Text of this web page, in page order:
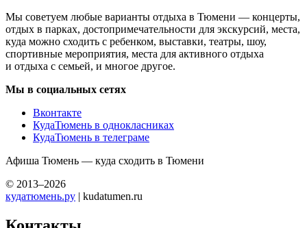
Мы советуем любые варианты отдыха в Тюмени — концерты,
отдых в парках, достопримечательности для экскурсий, места,
куда можно сходить с ребенком, выставки, театры, шоу,
спортивные мероприятия, места для активного отдыха
и отдыха с семьей, и многое другое.
Мы в социальных сетях
Вконтакте
КудаТюмень в однокласниках
КудаТюмень в телеграме
Афиша Тюмень — куда сходить в Тюмени
© 2013–2026
кудатюмень.ру | kudatumen.ru